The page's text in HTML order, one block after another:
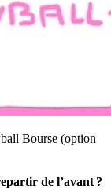
Bourse (option
de l’avant ?